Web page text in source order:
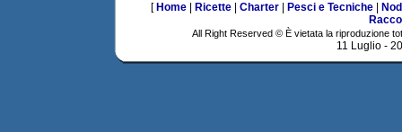
[ Home| Ricette| Charter| Pesci e Tecniche|
All Right Reserved © È vietata la riproduzione
11 Luglio -